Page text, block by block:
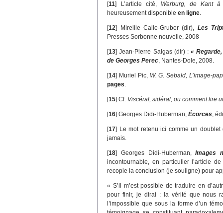
[11] L’article cité, Warburg, de Kant à
heureusement disponibleen ligne.
[12] Mireille Calle-Gruber (dir), Les
Presses Sorbonne nouvelle, 2008
[13]Jean-Pierre Salgas (dir) : «
de Georges Perec, Nantes-Dole, 2008.
[14] Muriel Pic, W. G. Sebald, L’image-
pages.
[15]Cf. Viscéral, sidéral, ou comment lire
[16]Georges Didi-Huberman,Écorces,
[17] Le mot retenu ici comme un
jamais.
[18]Georges Didi-Huberman,Images
incontournable, en particulier l’article
recopie la conclusion (je souligne) pour
« S’il m’est possible de traduire en
pour finir, je dirai : la vérité que nous
l’impossible que sous la forme d’un